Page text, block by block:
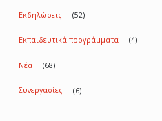
Εκδηλώσεις (52)
Εκπαιδευτικά προγράμματα (4)
Νέα (68)
Συνεργασίες (6)